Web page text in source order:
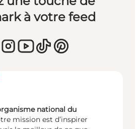
à votre feed
national du
mission est d’inspirer